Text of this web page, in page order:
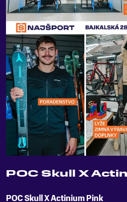
POC Skull X
POC Skull X Actinium Pink